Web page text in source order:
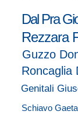
Dal Pra
Rezzara
Guzzo
Roncaglia
Genitali
Schiavo